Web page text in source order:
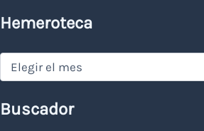
Hemeroteca
Hemeroteca
Buscador